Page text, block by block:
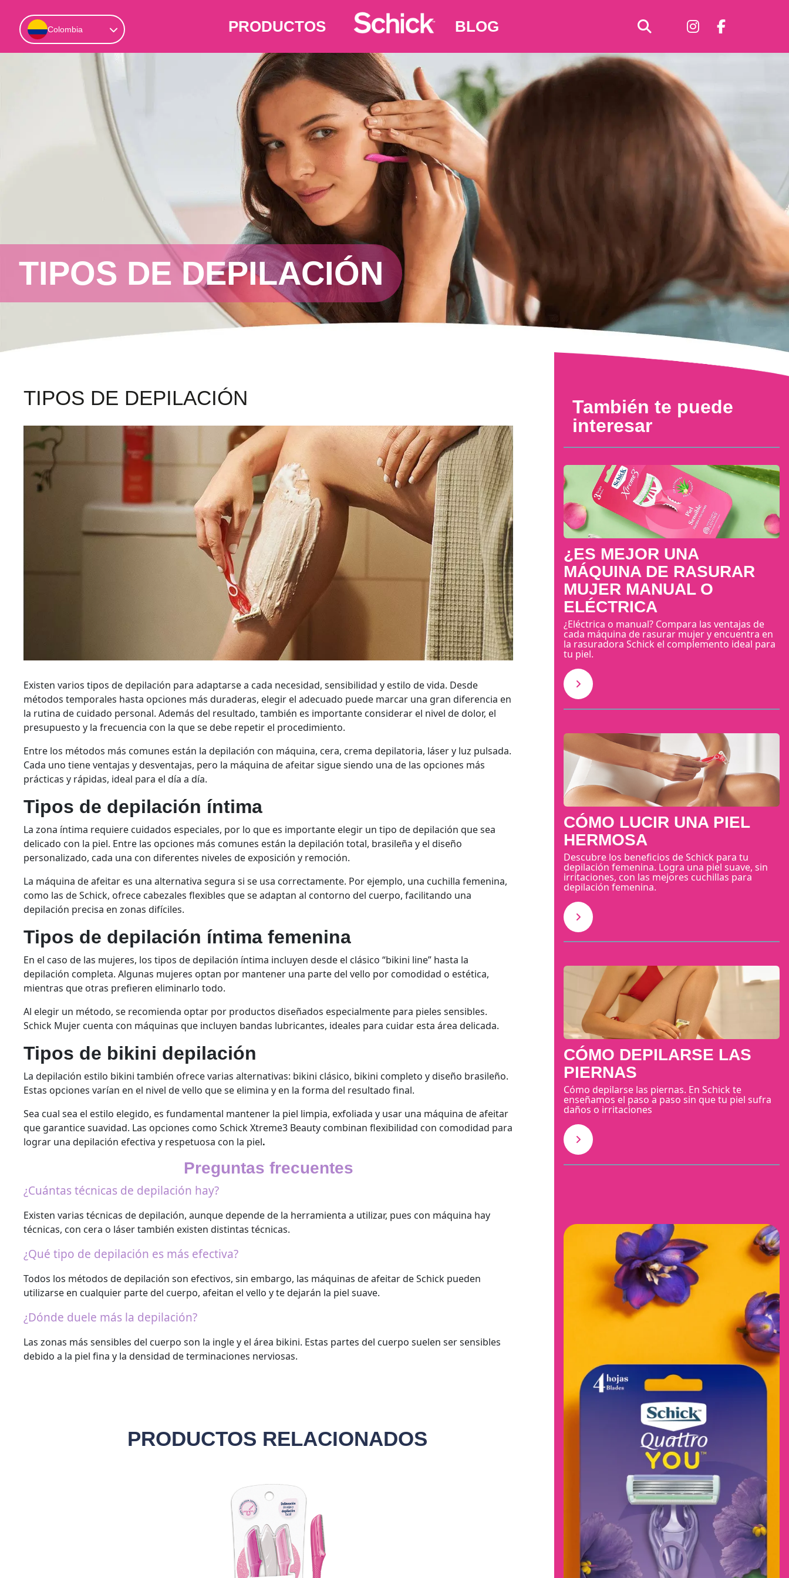
Colombia PRODUCTOS BLOG
TIPOS DE DEPILACIÓN
TIPOS DE DEPILACIÓN
Existen varios tipos de depilación para adaptarse a cada necesidad, sensibilidad y estilo de vida. Desde
métodos temporales hasta opciones más duraderas, elegir el adecuado puede marcar una gran diferencia en
la rutina de cuidado personal. Además del resultado, también es importante considerar el nivel de dolor, el
presupuesto y la frecuencia con la que se debe repetir el procedimiento.
Entre los métodos más comunes están la depilación con máquina, cera, crema depilatoria, láser y luz pulsada.
Cada uno tiene ventajas y desventajas, pero la máquina de afeitar sigue siendo una de las opciones más
prácticas y rápidas, ideal para el día a día.
Tipos de depilación íntima
La zona íntima requiere cuidados especiales, por lo que es importante elegir un tipo de depilación que sea
delicado con la piel. Entre las opciones más comunes están la depilación total, brasileña y el diseño
personalizado, cada una con diferentes niveles de exposición y remoción.
La máquina de afeitar es una alternativa segura si se usa correctamente. Por ejemplo, una cuchilla femenina,
como las de Schick, ofrece cabezales flexibles que se adaptan al contorno del cuerpo, facilitando una
depilación precisa en zonas difíciles.
Tipos de depilación íntima femenina
En el caso de las mujeres, los tipos de depilación íntima incluyen desde el clásico “bikini line” hasta la
depilación completa. Algunas mujeres optan por mantener una parte del vello por comodidad o estética,
mientras que otras prefieren eliminarlo todo.
Al elegir un método, se recomienda optar por productos diseñados especialmente para pieles sensibles.
Schick Mujer cuenta con máquinas que incluyen bandas lubricantes, ideales para cuidar esta área delicada.
Tipos de bikini depilación
La depilación estilo bikini también ofrece varias alternativas: bikini clásico, bikini completo y diseño brasileño.
Estas opciones varían en el nivel de vello que se elimina y en la forma del resultado final.
Sea cual sea el estilo elegido, es fundamental mantener la piel limpia, exfoliada y usar una máquina de afeitar
que garantice suavidad. Las opciones como Schick Xtreme3 Beauty combinan flexibilidad con comodidad para
lograr una depilación efectiva y respetuosa con la piel.
Preguntas frecuentes
¿Cuántas técnicas de depilación hay?
Existen varias técnicas de depilación, aunque depende de la herramienta a utilizar, pues con máquina hay
técnicas, con cera o láser también existen distintas técnicas.
¿Qué tipo de depilación es más efectiva?
Todos los métodos de depilación son efectivos, sin embargo, las máquinas de afeitar de Schick pueden
utilizarse en cualquier parte del cuerpo, afeitan el vello y te dejarán la piel suave.
¿Dónde duele más la depilación?
Las zonas más sensibles del cuerpo son la ingle y el área bikini. Estas partes del cuerpo suelen ser sensibles
debido a la piel fina y la densidad de terminaciones nerviosas.
PRODUCTOS RELACIONADOS
También te puede
interesar
¿ES MEJOR UNA
MÁQUINA DE RASURAR
MUJER MANUAL O
ELÉCTRICA
¿Eléctrica o manual? Compara las ventajas de
cada máquina de rasurar mujer y encuentra en
la rasuradora Schick el complemento ideal para
tu piel.
CÓMO LUCIR UNA PIEL
HERMOSA
Descubre los beneficios de Schick para tu
depilación femenina. Logra una piel suave, sin
irritaciones, con las mejores cuchillas para
depilación femenina.
CÓMO DEPILARSE LAS
PIERNAS
Cómo depilarse las piernas. En Schick te
enseñamos el paso a paso sin que tu piel sufra
daños o irritaciones